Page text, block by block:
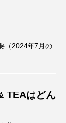
（2024年7月の
TEAはどん